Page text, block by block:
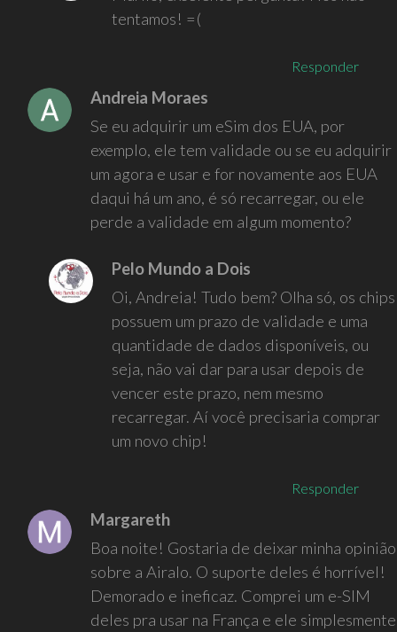
tentamos! =(
Responder
Andreia Moraes
Se eu adquirir um eSim dos EUA, por
exemplo, ele tem validade ou se eu adquirir
um agora e usar e for novamente aos EUA
daqui há um ano, é só recarregar, ou ele
perde a validade em algum momento?
Pelo Mundo a Dois
Oi, Andreia! Tudo bem? Olha só, os chips
possuem um prazo de validade e uma
quantidade de dados disponíveis, ou
seja, não vai dar para usar depois de
vencer este prazo, nem mesmo
recarregar. Aí você precisaria comprar
um novo chip!
Responder
Margareth
Boa noite! Gostaria de deixar minha opinião
sobre a Airalo. O suporte deles é horrível!
Demorado e ineficaz. Comprei um e-SIM
deles pra usar na França e ele simplesmente